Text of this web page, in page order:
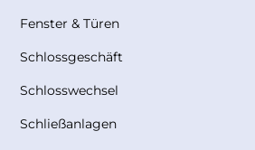
Fenster & Türen
Schlossgeschäft
Schlosswechsel
Schließanlagen